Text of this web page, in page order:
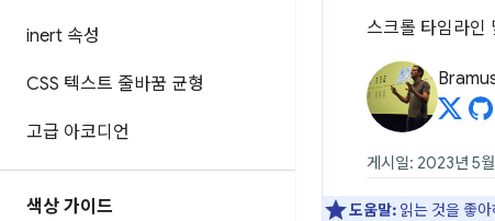
inert 속성
CSS 텍스트 줄바꿈 균형
고급 아코디언
색상 가이드
스크롤 타임라인
게시일: 2023년 5
도움말: 읽는 것을 좋